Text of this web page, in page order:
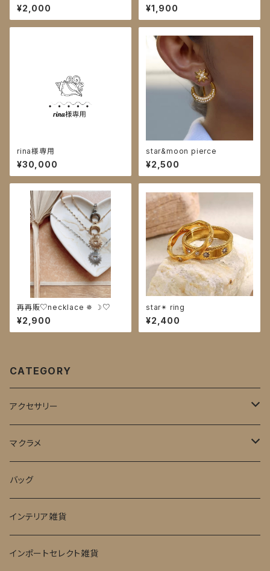
¥2,000 ¥1,900
rina様専用
¥30,000
star&moon pierce
¥2,500
再再販♡necklace ✵ ☽♡
¥2,900
star✴︎ ring
¥2,400
CATEGORY
アクセサリー
ピアス
ネックレス
アクセサリーケース
マクラメ
baby用品
バッグ
インテリア雑貨
インポートセレクト雑貨